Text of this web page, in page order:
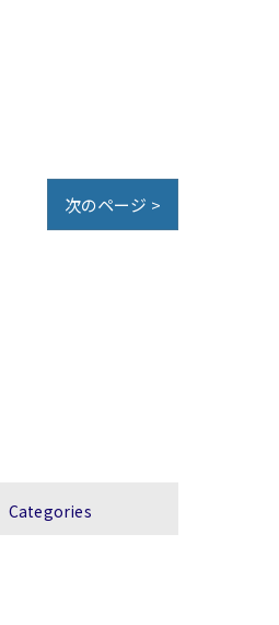
次のページ >
Categories